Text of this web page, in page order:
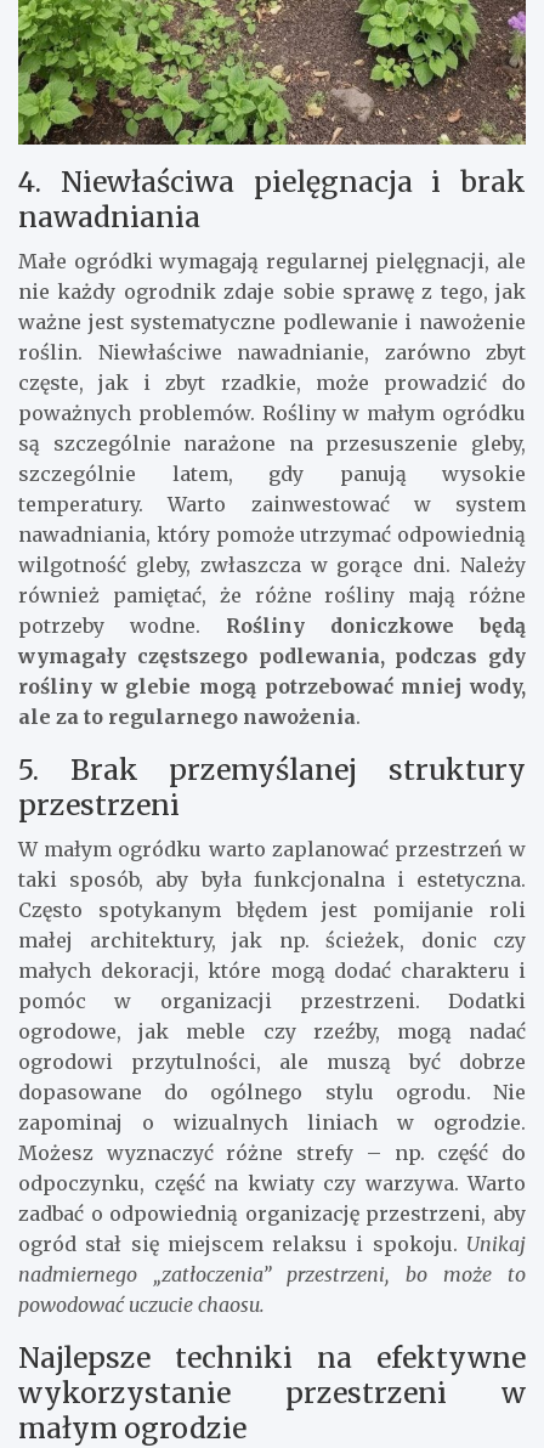
4. Niewłaściwa pielęgnacja i brak
nawadniania
Małe ogródki wymagają regularnej pielęgnacji, ale
nie każdy ogrodnik zdaje sobie sprawę z tego, jak
ważne jest systematyczne podlewanie i nawożenie
roślin. Niewłaściwe nawadnianie, zarówno zbyt
częste, jak i zbyt rzadkie, może prowadzić do
poważnych problemów. Rośliny w małym ogródku
są szczególnie narażone na przesuszenie gleby,
szczególnie latem, gdy panują wysokie
temperatury. Warto zainwestować w system
nawadniania, który pomoże utrzymać odpowiednią
wilgotność gleby, zwłaszcza w gorące dni. Należy
również pamiętać, że różne rośliny mają różne
potrzeby wodne. Rośliny doniczkowe będą
wymagały częstszego podlewania, podczas gdy
rośliny w glebie mogą potrzebować mniej wody,
ale za to regularnego nawożenia.
5. Brak przemyślanej struktury
przestrzeni
W małym ogródku warto zaplanować przestrzeń w
taki sposób, aby była funkcjonalna i estetyczna.
Często spotykanym błędem jest pomijanie roli
małej architektury, jak np. ścieżek, donic czy
małych dekoracji, które mogą dodać charakteru i
pomóc w organizacji przestrzeni. Dodatki
ogrodowe, jak meble czy rzeźby, mogą nadać
ogrodowi przytulności, ale muszą być dobrze
dopasowane do ogólnego stylu ogrodu. Nie
zapominaj o wizualnych liniach w ogrodzie.
Możesz wyznaczyć różne strefy – np. część do
odpoczynku, część na kwiaty czy warzywa. Warto
zadbać o odpowiednią organizację przestrzeni, aby
ogród stał się miejscem relaksu i spokoju. Unikaj
nadmiernego „zatłoczenia” przestrzeni, bo może to
powodować uczucie chaosu.
Najlepsze techniki na efektywne
wykorzystanie przestrzeni w
małym ogrodzie